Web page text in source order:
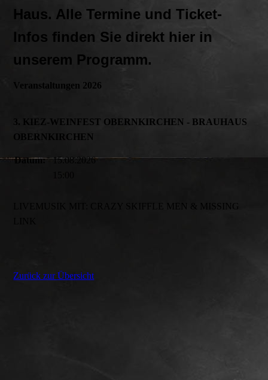
Haus. Alle Termine und Ticket-
Infos finden Sie direkt hier in
unserem Programm.
Veranstaltungen 2026
3. KIEZ-WEINFEST OBERNKIRCHEN - BRAUHAUS
OBERNKIRCHEN
Datum:
15.08.2026
LIVEMUSIK MIT: CRAZY SKIFFLE MEN & MISSING
Zurück zur Übersicht